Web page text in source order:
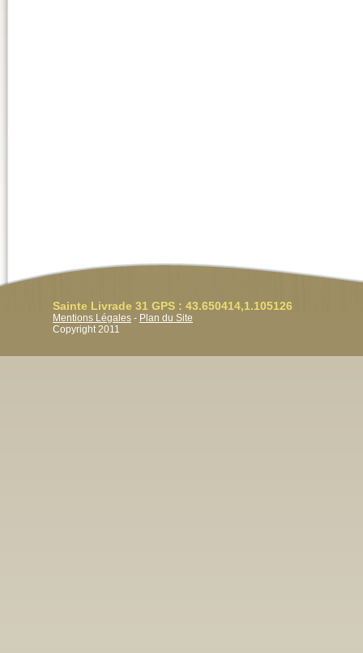
Sainte Livrade 31 GPS : 43.650414,1.105126
Mentions Légales - Plan du Site
Copyright 2011